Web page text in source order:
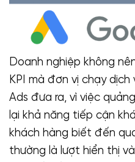
Doanh nghiệp không
KPI mà đơn vị chạy
Ads đưa ra, vì việc
lại khả năng tiếp cận
khách hàng biết đến
thường là lượt hiển thị